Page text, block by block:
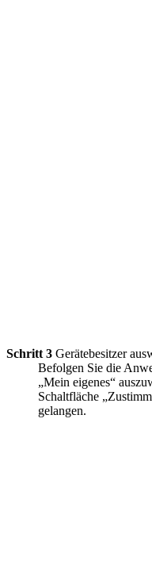
Schritt 3 Gerätebesitzer
Befolgen Sie die
„Mein eigenes“
Schaltfläche
gelangen.